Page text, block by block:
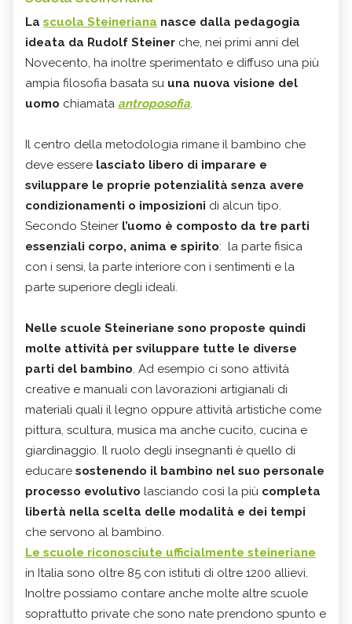
La scuola Steineriana nasce dalla pedagogia
ideata da Rudolf Steiner che, nei primi anni del
Novecento, ha inoltre sperimentato e diffuso una più
ampia filosofia basata su una nuova visione del
uomo chiamata antroposofia.
Il centro della metodologia rimane il bambino che
deve essere lasciato libero di imparare e
sviluppare le proprie potenzialità senza avere
condizionamenti o imposizioni di alcun tipo.
Secondo Steiner l’uomo è composto da tre parti
essenziali corpo, anima e spirito: la parte fisica
con i sensi, la parte interiore con i sentimenti e la
parte superiore degli ideali.
Nelle scuole Steineriane sono proposte quindi
molte attività per sviluppare tutte le diverse
parti del bambino. Ad esempio ci sono attività
creative e manuali con lavorazioni artigianali di
materiali quali il legno oppure attività artistiche come
pittura, scultura, musica ma anche cucito, cucina e
giardinaggio. Il ruolo degli insegnanti è quello di
educare sostenendo il bambino nel suo personale
processo evolutivo lasciando così la più completa
libertà nella scelta delle modalità e dei tempi
che servono al bambino.
Le scuole riconosciute ufficialmente steineriane
in Italia sono oltre 85 con istituti di oltre 1200 allievi.
Inoltre possiamo contare anche molte altre scuole
soprattutto private che sono nate prendono spunto e